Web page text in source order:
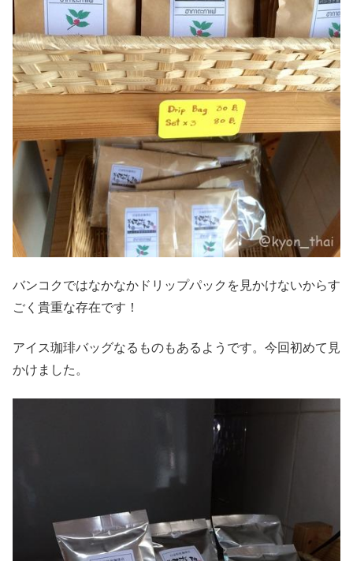
バンコクではなかなかドリップパックを見かけないからす
ごく貴重な存在です！
アイス珈琲バッグなるものもあるようです。今回初めて見
かけました。